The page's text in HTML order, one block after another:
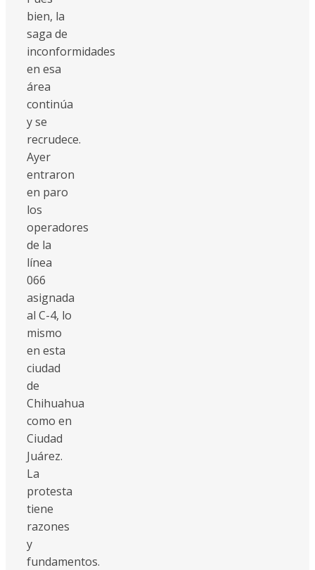
bien, la
saga de
inconformidades
en esa
área
continúa
y se
recrudece.
Ayer
entraron
en paro
los
operadores
de la
línea
066
asignada
al C-4, lo
mismo
en esta
ciudad
de
Chihuahua
como en
Ciudad
Juárez.
La
protesta
tiene
razones
y
fundamentos.